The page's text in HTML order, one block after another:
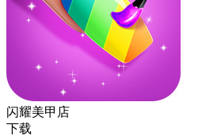
闪耀美甲店
下载